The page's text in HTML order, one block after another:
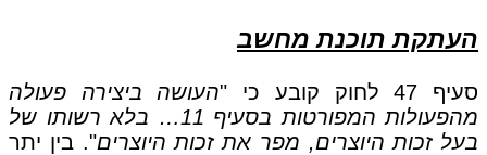
העתקת תוכנת מחשב
סעיף 47 לחוק קובע כי "
העושה ביצירה פעולה
מהפעולות המפורטות בסעיף 11… בלא רשותו של
בעל זכות היוצרים, מפר את זכות היוצרים". בין יתר